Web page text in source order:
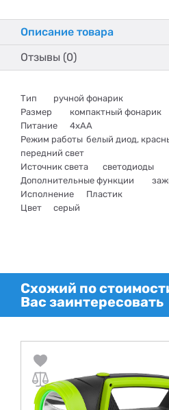
Описание товара
Отзывы (0)
Тип
ручной фонарик
Размер
компактный фонарик
Питание
4xАА
Режим работы белый диод,
передний свет
Источник света
светодиоды
Дополнительные функции
Исполнение
Пластик
Цвет
серый
Схожий по
Вас заинтересовать